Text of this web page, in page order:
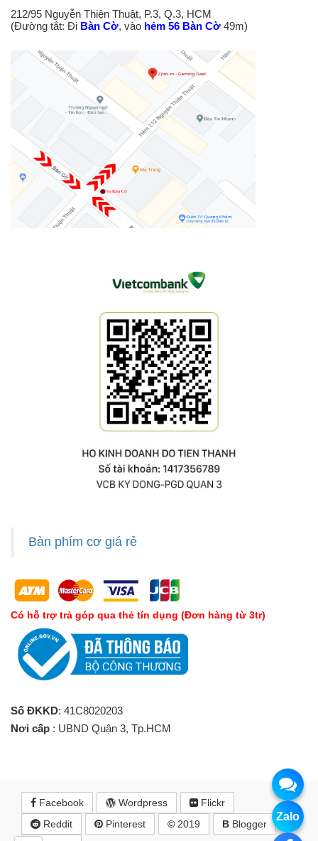
212/95 Nguyễn Thiện Thuật, P.3, Q.3, HCM
(Đường tắt: Đi Bàn Cờ, vào hẻm 56 Bàn Cờ 49m)
Bàn phím cơ giá rẻ
Có hỗ trợ trả góp qua thẻ tín dụng (Đơn hàng từ 3tr)
Số ĐKKD: 41C8020203
Nơi cấp : UBND Quận 3, Tp.HCM
Zalo
Facebook Wordpress
Flickr
Reddit
Pinterest © 2019 B Blogger